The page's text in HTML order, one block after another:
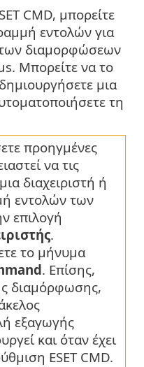
CMD, μπορείτε
εντολών για
διαμορφώσεων
Μπορείτε να το
μια
τη
προηγμένες
να τις
διαχειριστή ή
εντολών των
επιλογή
.
το μήνυμα
. Επίσης,
διαμόρφωσης,
εξαγωγής
και όταν έχει
ESET CMD.